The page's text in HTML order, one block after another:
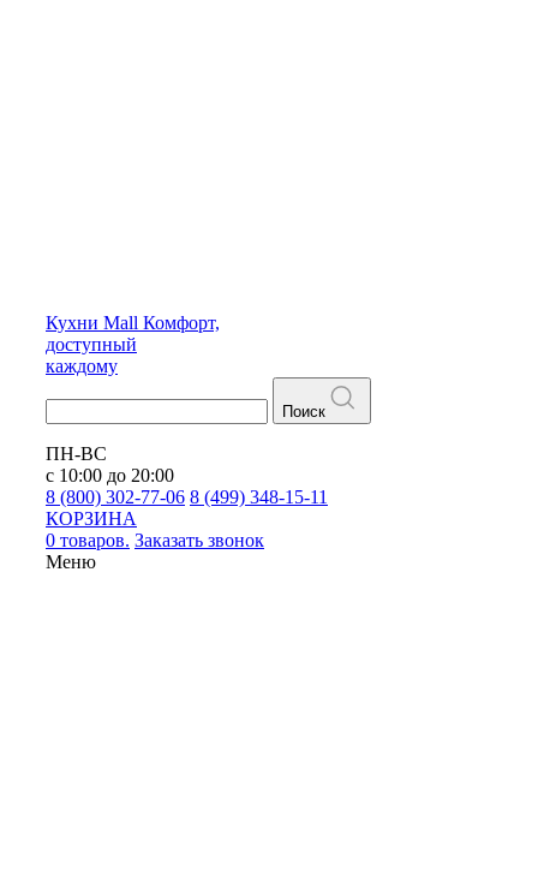
Кухни Mall Комфорт,
доступный
каждому
Поиск
ПН-ВС
с 10:00 до 20:00
8 (800) 302-77-06 8 (499) 348-15-11
КОРЗИНА
0 товаров. Заказать звонок
Меню